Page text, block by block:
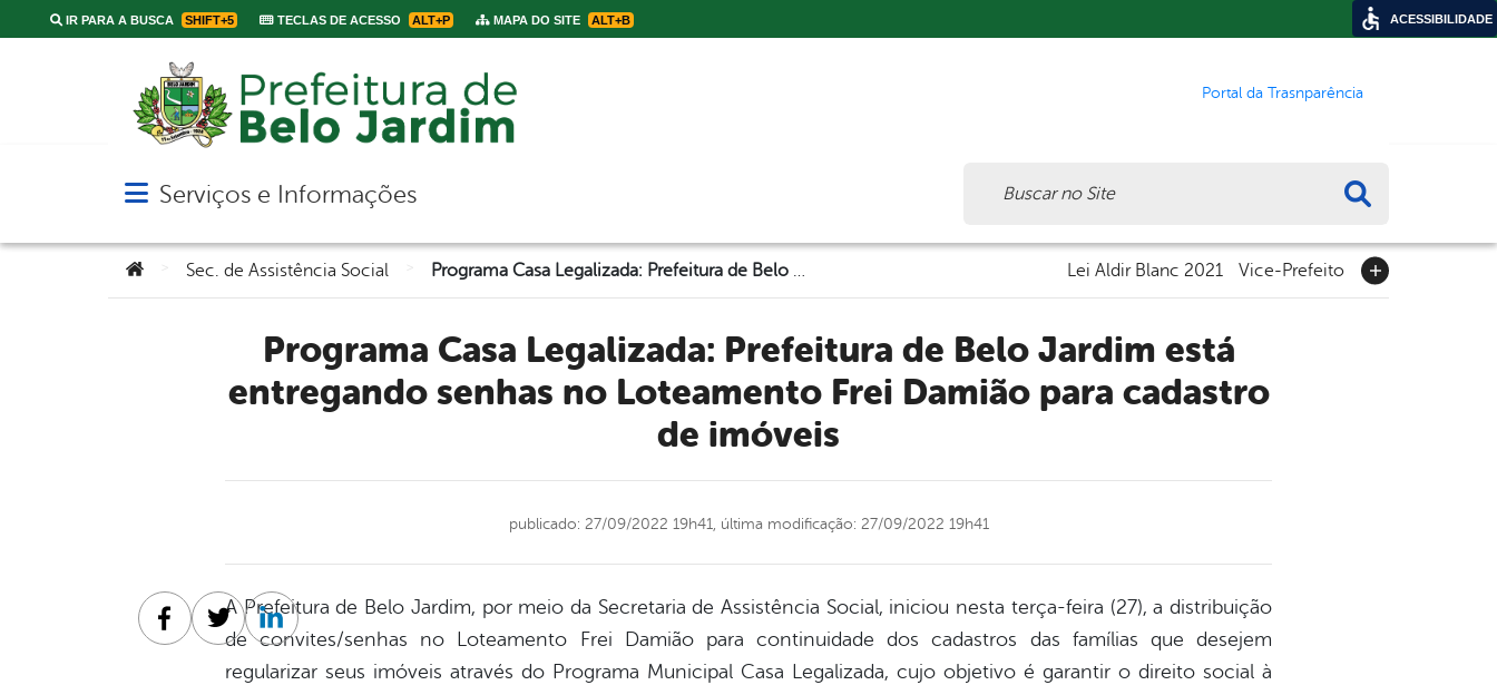
IR PARA A BUSCA SHIFT+5 TECLAS DE ACESSO ALT+P MAPA DO SITE ALT+B
Portal da Trasnparência
Abrir menu principal de navegação
Serviços e Informações
Você está aqui:Sec. de Assistência Social Lei Aldir Blanc 2021 Vice-Prefeito
Programa Casa Legalizada: Prefeitura de Belo Jardim está
entregando senhas no Loteamento Frei Damião para cadastro
de imóveis
publicado: 27/09/2022 19h41, última modificação: 27/09/2022 19h41
A Prefeitura de Belo Jardim, por meio da Secretaria de Assistência Social, iniciou nesta terça-feira (27), a distribuição
de convites/senhas no Loteamento Frei Damião para continuidade dos cadastros das famílias que desejem
regularizar seus imóveis através do Programa Municipal Casa Legalizada, cujo objetivo é garantir o direito social à
Facebook
TwitterLinkedin
ACESSIBILIDADE